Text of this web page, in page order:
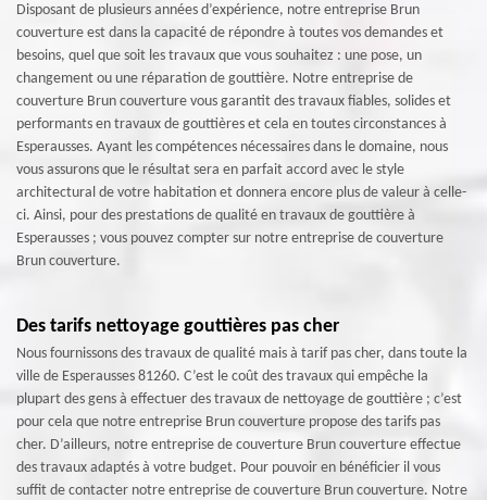
Disposant de plusieurs années d’expérience, notre entreprise Brun
couverture est dans la capacité de répondre à toutes vos demandes et
besoins, quel que soit les travaux que vous souhaitez : une pose, un
changement ou une réparation de gouttière. Notre entreprise de
couverture Brun couverture vous garantit des travaux fiables, solides et
performants en travaux de gouttières et cela en toutes circonstances à
Esperausses. Ayant les compétences nécessaires dans le domaine, nous
vous assurons que le résultat sera en parfait accord avec le style
architectural de votre habitation et donnera encore plus de valeur à celle-
ci. Ainsi, pour des prestations de qualité en travaux de gouttière à
Esperausses ; vous pouvez compter sur notre entreprise de couverture
Brun couverture.
Des tarifs nettoyage gouttières pas cher
Nous fournissons des travaux de qualité mais à tarif pas cher, dans toute la
ville de Esperausses 81260. C’est le coût des travaux qui empêche la
plupart des gens à effectuer des travaux de nettoyage de gouttière ; c’est
pour cela que notre entreprise Brun couverture propose des tarifs pas
cher. D’ailleurs, notre entreprise de couverture Brun couverture effectue
des travaux adaptés à votre budget. Pour pouvoir en bénéficier il vous
suffit de contacter notre entreprise de couverture Brun couverture. Notre